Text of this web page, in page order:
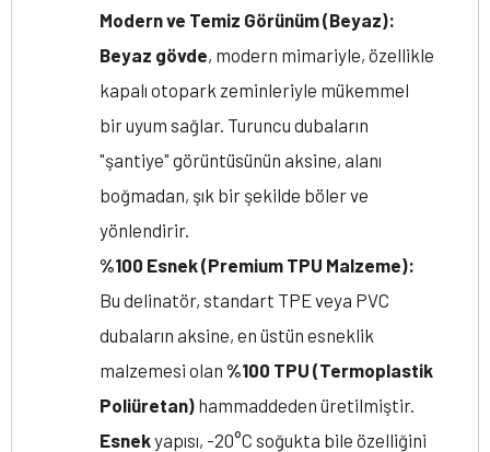
Modern ve Temiz Görünüm (Beyaz):
Beyaz gövde, modern mimariyle, özellikle
kapalı otopark zeminleriyle mükemmel
bir uyum sağlar. Turuncu dubaların
"şantiye" görüntüsünün aksine, alanı
boğmadan, şık bir şekilde böler ve
yönlendirir.
%100 Esnek (Premium TPU Malzeme):
Bu delinatör, standart TPE veya PVC
dubaların aksine, en üstün esneklik
malzemesi olan %100 TPU (Termoplastik
Poliüretan) hammaddeden üretilmiştir.
Esnekyapısı, -20°C soğukta bile özelliğini